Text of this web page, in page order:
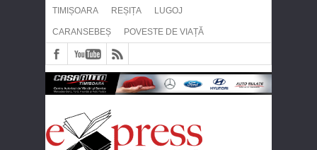
TIMIȘOARA REȘIȚA LUGOJ
CARANSEBEȘ POVESTE DE VIAȚĂ